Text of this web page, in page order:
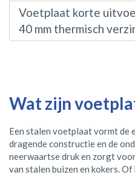
Voetplaat korte
40 mm thermisch
Wat zijn
Een stalen voetplaat vormt de
dragende constructie en de
neerwaartse druk en zorgt
van stalen buizen en kokers.